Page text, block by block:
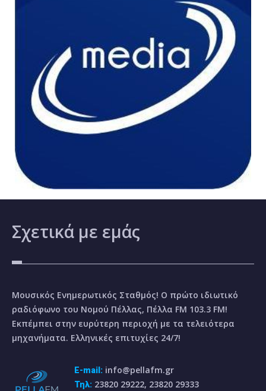
Σχετικά με εμάς
Μουσικός Ενημερωτικός Σταθμός! Ο πρώτο ιδιωτικό
ραδιόφωνο του Νομού Πέλλας, Πέλλα FM 103.3 FM!
Εκπέμπει στην ευρύτερη περιοχή με τα τελειότερα
μηχανήματα. Ελληνικές επιτυχίες 24/7!
E-mail: info@pellafm.gr
Τηλ: 23820 29222, 23820 29333